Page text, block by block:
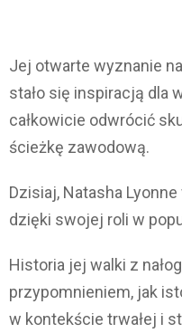
Jej otwarte wyznanie
stało się inspiracją dla
całkowicie odwrócić
ścieżkę zawodową.
Dzisiaj, Natasha
dzięki swojej roli w
Historia jej walki z
przypomnieniem, jak
w kontekście trwałej i